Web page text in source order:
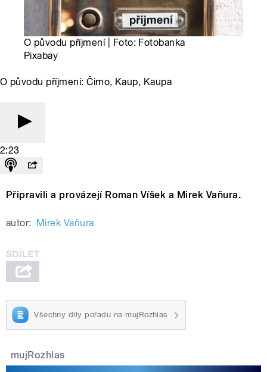
O původu příjmení | Foto: Fotobanka
Pixabay
O původu příjmení: Čimo, Kaup, Kaupa
2:23
Připravili a provázejí Roman Víšek a Mirek Vaňura.
autor: Mirek Vaňura
Všechny díly pořadu na mujRozhlas
mujRozhlas